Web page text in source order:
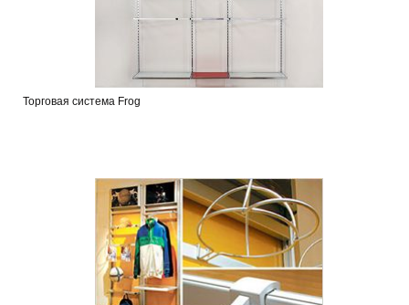
Торговая система Frog